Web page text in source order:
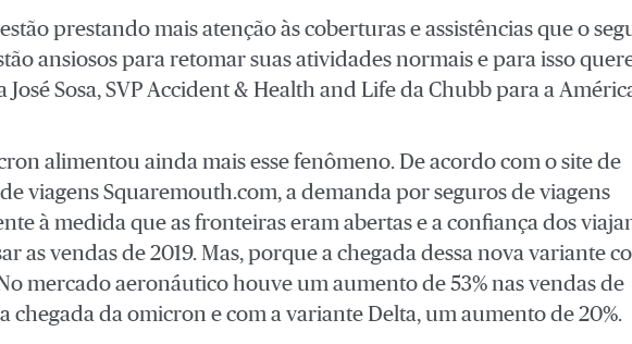
prestando mais atenção às coberturas e assistências que o
ansiosos para retomar suas atividades normais e para isso
José Sosa, SVP Accident & Health and Life da Chubb para a
alimentou ainda mais esse fenômeno. De acordo com o site de
viagens Squaremouth.com, a demanda por seguros de viagens
à medida que as fronteiras eram abertas e a confiança dos
as vendas de 2019. Mas, porque a chegada dessa nova variante
mercado aeronáutico houve um aumento de 53% nas vendas de
chegada da omicron e com a variante Delta, um aumento de 20%.